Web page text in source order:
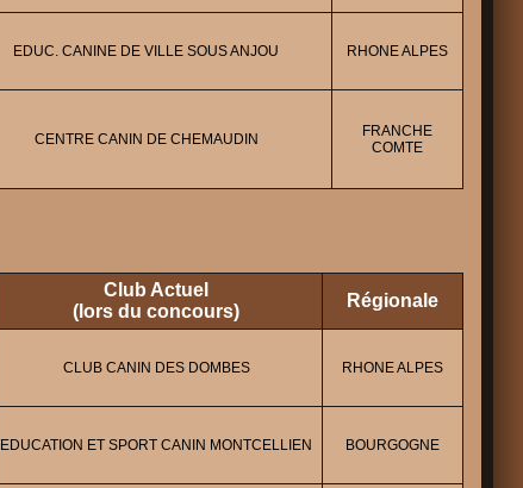
EDUC. CANINE DE VILLE SOUS ANJOU RHONE ALPES
CENTRE CANIN DE CHEMAUDIN
FRANCHE
COMTE
Club Actuel
(lors du concours)
Régionale
CLUB CANIN DES DOMBES RHONE ALPES
EDUCATION ET SPORT CANIN MONTCELLIEN BOURGOGNE